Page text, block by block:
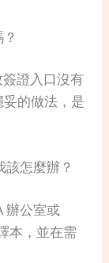
證入口沒有
的做法，是
該怎麼辦？
辦公室或
本，並在需